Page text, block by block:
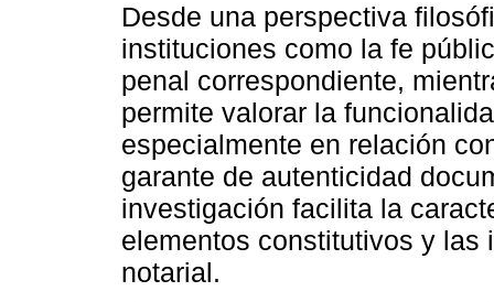
Desde una perspectiva
instituciones como la fe
penal correspondiente,
permite valorar la
especialmente en relación
garante de autenticidad
investigación facilita la
elementos constitutivos y
notarial.